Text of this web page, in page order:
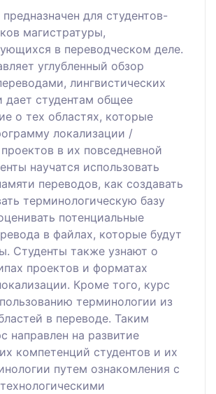
для студентов-
магистратуры,
в переводческом деле.
углубленный обзор
лингвистических
дает студентам общее
о тех областях, которые
локализации /
в их повседневной
научатся использовать
переводов, как создавать
терминологическую базу
потенциальные
в файлах, которые будут
Студенты также узнают о
проектов и форматах
Кроме того, курс
терминологии из
в переводе. Таким
направлен на развитие
компетенций студентов и их
путем ознакомления с